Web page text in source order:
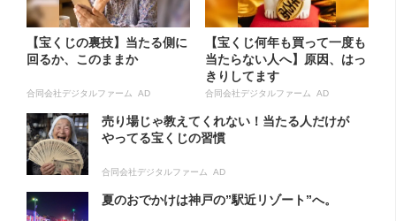
【宝くじの裏技】当たる側に
回るか、このままか
合同会社デジタルファーム AD
【宝くじ何年も買って一度も
当たらない人へ】原因、はっ
きりしてます
合同会社デジタルファーム AD
売り場じゃ教えてくれない！当たる人だけが
やってる宝くじの習慣
合同会社デジタルファーム AD
夏のおでかけは神戸の”駅近リゾート”へ。